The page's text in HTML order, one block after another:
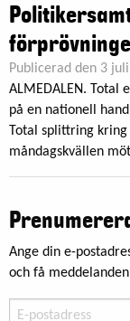
Publicerad den 3
ALMEDALEN. Total
på en nationell
Total splittring
måndagskvällen
Ange din e-
och få